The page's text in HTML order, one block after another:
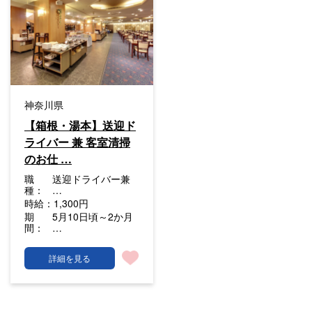
神奈川県
【箱根・湯本】送迎ド
ライバー 兼 客室清掃
のお仕 …
職
種：
送迎ドライバー兼
…
時給： 1,300円
期
間：
5月10日頃～2か月
…
詳細を見る